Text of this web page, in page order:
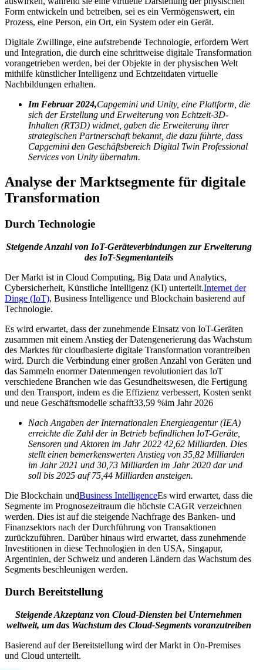
Form entwickeln und betreiben, sei es ein Vermögenswert, ein
Prozess, eine Person, ein Ort, ein System oder ein Gerät.
Digitale Zwillinge, eine aufstrebende Technologie, erfordern Wert
und Integration, die durch eine schrittweise digitale Transformation
vorangetrieben werden, bei der Objekte in der physischen Welt
mithilfe künstlicher Intelligenz und Echtzeitdaten virtuelle
Nachbildungen erhalten.
Im Februar 2024,Capgemini und Unity, eine Plattform, die
sich der Erstellung und Erweiterung von Echtzeit-3D-
Inhalten (RT3D) widmet, gaben die Erweiterung ihrer
strategischen Partnerschaft bekannt, die dazu führte, dass
Capgemini den Geschäftsbereich Digital Twin Professional
Services von Unity übernahm.
Analyse der Marktsegmente für digitale
Transformation
Durch Technologie
Steigende Anzahl von IoT-Geräteverbindungen zur Erweiterung
des IoT-Segmentanteils
Der Markt ist in Cloud Computing, Big Data und Analytics,
Cybersicherheit, Künstliche Intelligenz (KI) unterteilt.Internet der
Dinge (IoT), Business Intelligence und Blockchain basierend auf
Technologie.
Es wird erwartet, dass der zunehmende Einsatz von IoT-Geräten
zusammen mit einem Anstieg der Datengenerierung das Wachstum
des Marktes für cloudbasierte digitale Transformation vorantreiben
wird. Durch die Verbindung einer großen Anzahl von Geräten und
das Sammeln enormer Datenmengen revolutioniert das IoT
verschiedene Branchen wie das Gesundheitswesen, die Fertigung
und den Transport, indem es die Effizienz verbessert, Kosten senkt
und neue Geschäftsmodelle schafft33,59 %im Jahr 2026
Nach Angaben der Internationalen Energieagentur (IEA)
erreichte die Zahl der in Betrieb befindlichen IoT-Geräte,
Sensoren und Aktoren im Jahr 2022 42,62 Milliarden. Dies
stellt einen bemerkenswerten Anstieg von 35,82 Milliarden
im Jahr 2021 und 30,73 Milliarden im Jahr 2020 dar und
soll bis 2025 auf 75,44 Milliarden ansteigen.
Die Blockchain undBusiness IntelligenceEs wird erwartet, dass die
Segmente im Prognosezeitraum die höchste CAGR verzeichnen
werden. Dies ist auf die steigende Nachfrage des Banken- und
Finanzsektors nach der Durchführung von Transaktionen
zurückzuführen. Darüber hinaus wird erwartet, dass zunehmende
Investitionen in diese Technologien in den USA, Singapur,
Argentinien, der Schweiz und anderen Ländern das Wachstum des
Segments beschleunigen werden.
Durch Bereitstellung
Steigende Akzeptanz von Cloud-Diensten bei Unternehmen
weltweit, um das Wachstum des Cloud-Segments voranzutreiben
Basierend auf der Bereitstellung wird der Markt in On-Premises
und Cloud unterteilt.